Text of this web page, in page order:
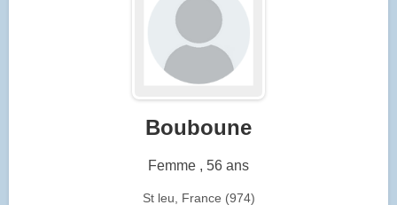
Bouboune
Femme , 56 ans
St leu, France (974)